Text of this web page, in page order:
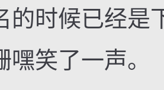
的时候已经是
嘿笑了一声。